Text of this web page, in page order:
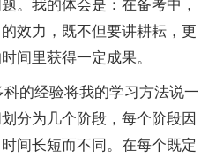
效力，既不但要讲耕耘，更
间里获得一定成果。
的经验将我的学习方法说一
分为几个阶段，每个阶段因
间长短而不同。在每个既定